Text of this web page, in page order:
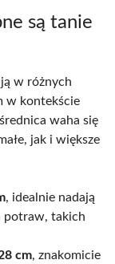
są tanie
w różnych
w kontekście
waha się
jak i większe
, idealnie nadają
potraw, takich
cm, znakomicie